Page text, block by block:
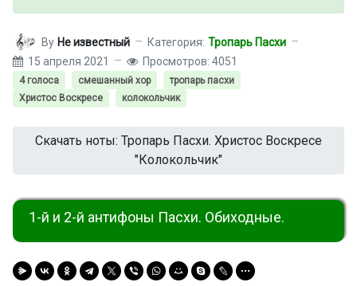
By Не известный Категория: Тропарь Пасхи
15 апреля 2021
Просмотров: 4051
4 голоса смешанный хор
тропарь пасхи
Христос Воскресе
колокольчик
Скачать ноты: Тропарь Пасхи. Христос Воскресе
"Колокольчик"
1-й и 2-й антифоны Пасхи. Обиходные.